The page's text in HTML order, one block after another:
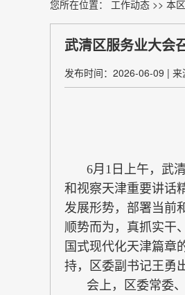
您所在位置： 工作动态 >> 本
武清区服务业大会
发布时间：2026-06-09 | 来
6月1日上午，武
和视察天津重要讲话
发展形势，部署当前
顺势而为，真抓实干
国式现代化天津篇章
持，区委副书记王勇
会上，区委常委